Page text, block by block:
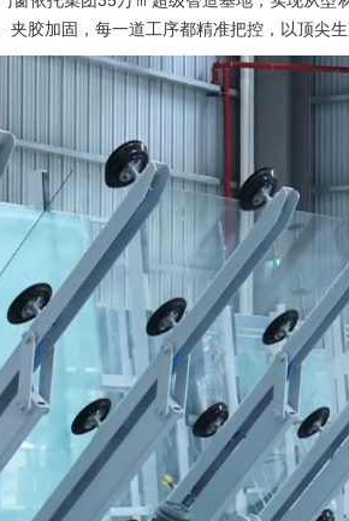
胶加固，每一道工序都精准把控，以顶尖